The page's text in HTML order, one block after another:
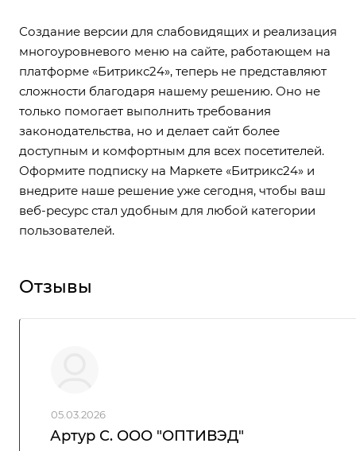
Создание версии для слабовидящих и реализация
многоуровневого меню на сайте, работающем на
платформе «Битрикс24», теперь не представляют
сложности благодаря нашему решению. Оно не
только помогает выполнить требования
законодательства, но и делает сайт более
доступным и комфортным для всех посетителей.
Оформите подписку на Маркете «Битрикс24» и
внедрите наше решение уже сегодня, чтобы ваш
веб-ресурс стал удобным для любой категории
пользователей.
Отзывы
05.03.2026
Артур С. ООО "ОПТИВЭД"